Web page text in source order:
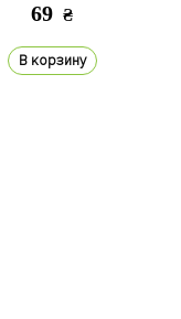
69 ₴
В корзину